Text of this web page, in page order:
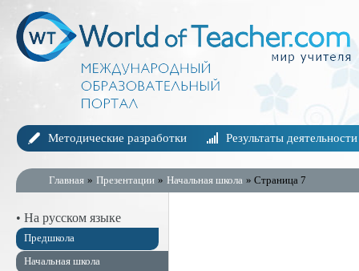
Методические разработки Результаты деятельности
Главная » Презентации » Начальная школа » Страница 7
• На русском языке
Предшкола
Начальная школа